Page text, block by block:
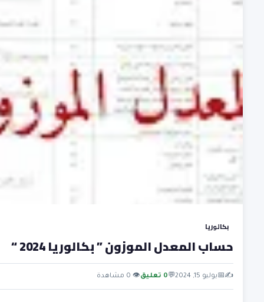
بكالوريا
حساب المعدل الموزون ” بكالوريا 2024 “
✍️
📅يوليو 15, 2024 💬0 تعليق 👁 0 مشاهدة